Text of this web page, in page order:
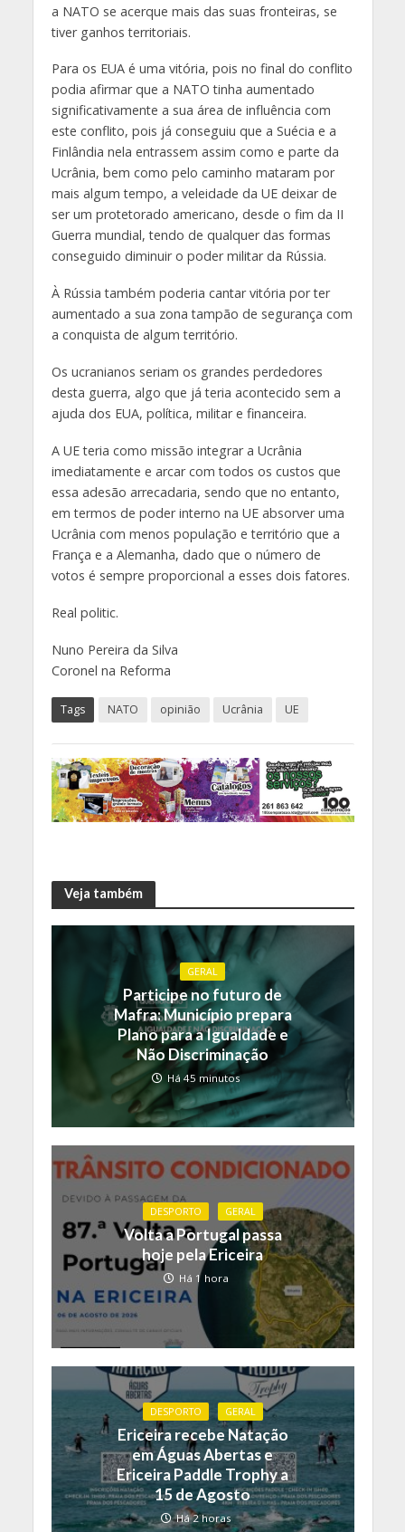
a NATO se acerque mais das suas fronteiras, se
tiver ganhos territoriais.
Para os EUA é uma vitória, pois no final do conflito
podia afirmar que a NATO tinha aumentado
significativamente a sua área de influência com
este conflito, pois já conseguiu que a Suécia e a
Finlândia nela entrassem assim como e parte da
Ucrânia, bem como pelo caminho mataram por
mais algum tempo, a veleidade da UE deixar de
ser um protetorado americano, desde o fim da II
Guerra mundial, tendo de qualquer das formas
conseguido diminuir o poder militar da Rússia.
À Rússia também poderia cantar vitória por ter
aumentado a sua zona tampão de segurança com
a conquista de algum território.
Os ucranianos seriam os grandes perdedores
desta guerra, algo que já teria acontecido sem a
ajuda dos EUA, política, militar e financeira.
A UE teria como missão integrar a Ucrânia
imediatamente e arcar com todos os custos que
essa adesão arrecadaria, sendo que no entanto,
em termos de poder interno na UE absorver uma
Ucrânia com menos população e território que a
França e a Alemanha, dado que o número de
votos é sempre proporcional a esses dois fatores.
Real politic.
Nuno Pereira da Silva
Coronel na Reforma
Tags NATO opinião Ucrânia UE
Veja também
GERAL
Participe no futuro de
Mafra: Município prepara
Plano para a Igualdade e
Não Discriminação
Há 45 minutos
DESPORTO GERAL
Volta a Portugal passa
hoje pela Ericeira
Há 1 hora
DESPORTO GERAL
Ericeira recebe Natação
em Águas Abertas e
Ericeira Paddle Trophy a
15 de Agosto
Há 2 horas